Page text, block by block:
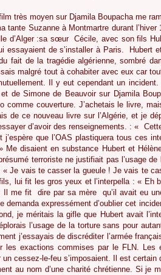
très moyen sur Djamila Boupacha me
tante Suzanne à Montmartre durant
d’Alger :sa sœur Cécile, avec son fils
essayaient de s’installer à Paris.
Hubert
fait de la tragédie algérienne, sombré
malgré tout à cohabiter avec eux car
Il y eut cependant un
de Simone de Beauvoir sur Djamila
comme couverture. J’achetais le livre,
de ce nouveau livre sur l’Algérie, et je
d’avoir des renseignements. : «
j’espère que l’OAS plastiquera tous ces
Me disaient en substance Hubert et
terroriste ne justifiait pas l’usage
« Je vais te casser la gueule ! Je vais te
lui fit les gros yeux et l’interpella : « Eh
Il me fit
dire par sa mère qu’il avait eu
demanda expressément d’oublier cet
je méritais la gifle que Hubert avait
l’usage de la torture sans pour
j’essayais de discréditer l’armée
les exactions commises par le FLN.
un cessez-le-feu s’imposaient. Il est
au nom d’une charité chrétienne. Si je